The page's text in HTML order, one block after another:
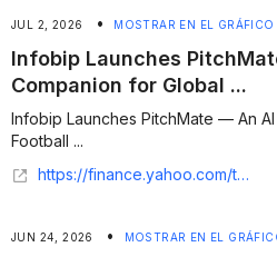
JUL 2, 2026 • MOSTRAR EN EL GRÁFICO
Infobip Launches
Companion for Global ...
Infobip Launches PitchMate — An
Football ...
https://finance.yahoo.com/technology/ai/articles/infobip-launches-pitchmate-ai-fan-100000682.html
JUN 24, 2026 • MOSTRAR EN EL